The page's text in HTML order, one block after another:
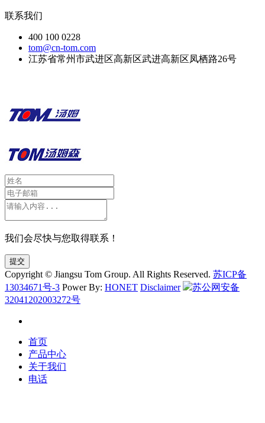
联系我们
400 100 0228
tom@cn-tom.com
江苏省常州市武进区高新区武进高新区凤栖路26号
我们会尽快与您取得联系！
提交
Copyright © Jiangsu Tom Group. All Rights Reserved. 苏ICP备
13034671号-3 Power By: HONET Disclaimer
苏公网安备
32041202003272号
首页
产品中心
关于我们
电话